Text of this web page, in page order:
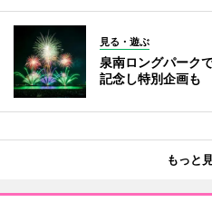
見る・遊ぶ
泉南ロングパーク
記念し特別企画も
もっと